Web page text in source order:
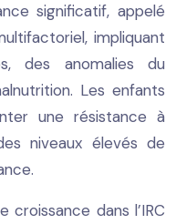
significatif, appelé
impliquant
des anomalies du
Les enfants
une résistance à
niveaux élevés de
dans l’IRC